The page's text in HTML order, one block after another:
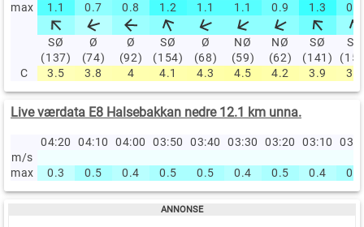
max
1.1 0.7 0.8 1.2 1.1 1.1 0.9 1.3 0.9
SØ
(137)
Ø
(74)
Ø
(92)
SØ
(154)
Ø
(68)
NØ
(59)
NØ
(62)
SØ
(141)
SØ
C
3.5 3.8 4 4.1 4.3 4.5 4.2 3.9 3.7
Live værdata E8 Halsebakkan nedre 12.1 km unna.
04:20 04:10 04:00 03:50 03:40 03:30 03:20 03:10
m/s
max
0.3 0.5 0.4 0.5 0.5 0.4 0.5 0.4 0.5